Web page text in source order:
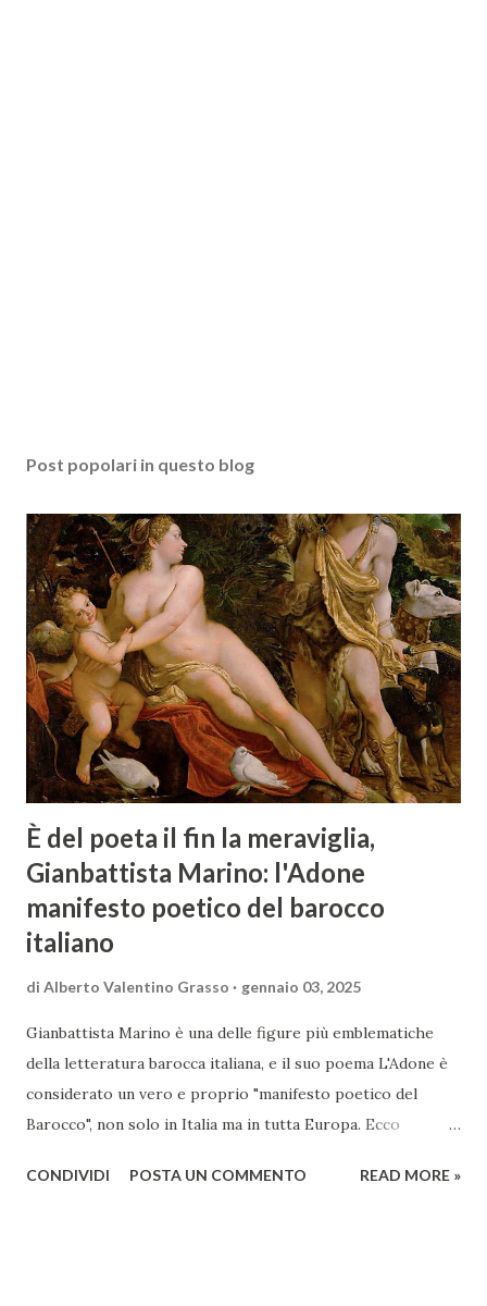
Post popolari in questo blog
È del poeta il fin la meraviglia,
Gianbattista Marino: l'Adone
manifesto poetico del barocco
italiano
di Alberto Valentino Grasso gennaio 03, 2025
Gianbattista Marino è una delle figure più emblematiche
della letteratura barocca italiana, e il suo poema L'Adone è
considerato un vero e proprio "manifesto poetico del
Barocco", non solo in Italia ma in tutta Europa. Ecco
rendono un'opera fondamentale per il periodo. Marino fu
CONDIVIDI POSTA UN COMMENTO READ MORE »